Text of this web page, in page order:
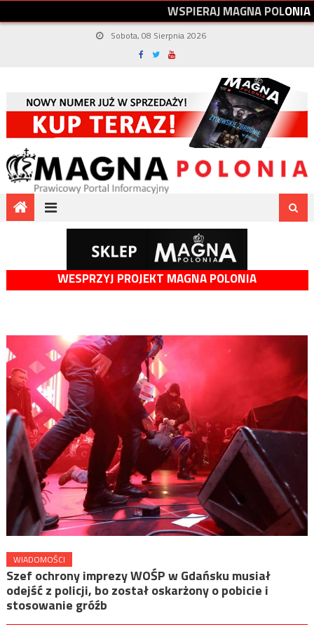
WSPIERAJMAGNAPOLONIA
Sobota, 08 Sierpnia 2026
WESPRZYJ PROJEKT MAGNA POLONIA
WIADOMOŚCI
Szef ochrony imprezy WOŚP w Gdańsku musiał
odejść z policji, bo został oskarżony o pobicie i
stosowanie gróźb